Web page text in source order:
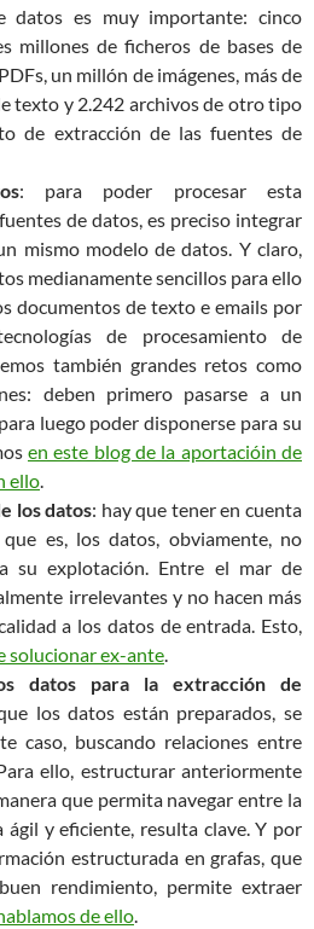
datos es muy importante: cinco
millones de ficheros de bases de
un millón de imágenes, más de
texto y 2.242 archivos de otro tipo
de extracción de las fuentes de
: para poder procesar esta
de datos, es preciso integrar
mismo modelo de datos. Y claro,
medianamente sencillos para ello
documentos de texto e emails por
de procesamiento de
también grandes retos como
deben primero pasarse a un
luego poder disponerse para su
en este blog de la aportacióin de
ello.
los datos: hay que tener en cuenta
es, los datos, obviamente, no
su explotación. Entre el mar de
irrelevantes y no hacen más
a los datos de entrada. Esto,
solucionar ex-ante.
datos para la extracción de
los datos están preparados, se
caso, buscando relaciones entre
ello, estructurar anteriormente
que permita navegar entre la
ágil y eficiente, resulta clave. Y por
estructurada en grafas, que
rendimiento, permite extraer
de ello.